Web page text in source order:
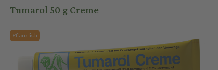
Tumarol 50 g Creme
Pflanzlich